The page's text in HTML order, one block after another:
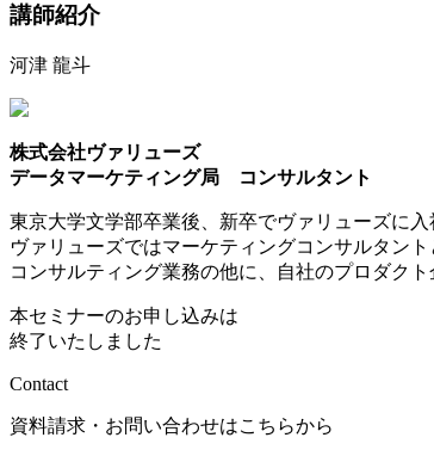
講師紹介
河津 龍斗
株式会社ヴァリューズ
データマーケティング局 コンサルタント
東京大学文学部卒業後、新卒でヴァリューズに入
ヴァリューズではマーケティングコンサルタン
コンサルティング業務の他に、自社のプロダク
本セミナーのお申し込みは
終了いたしました
Contact
資料請求・お問い合わせはこちらから